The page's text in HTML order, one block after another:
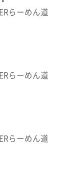
らーめん道
らーめん道
らーめん道